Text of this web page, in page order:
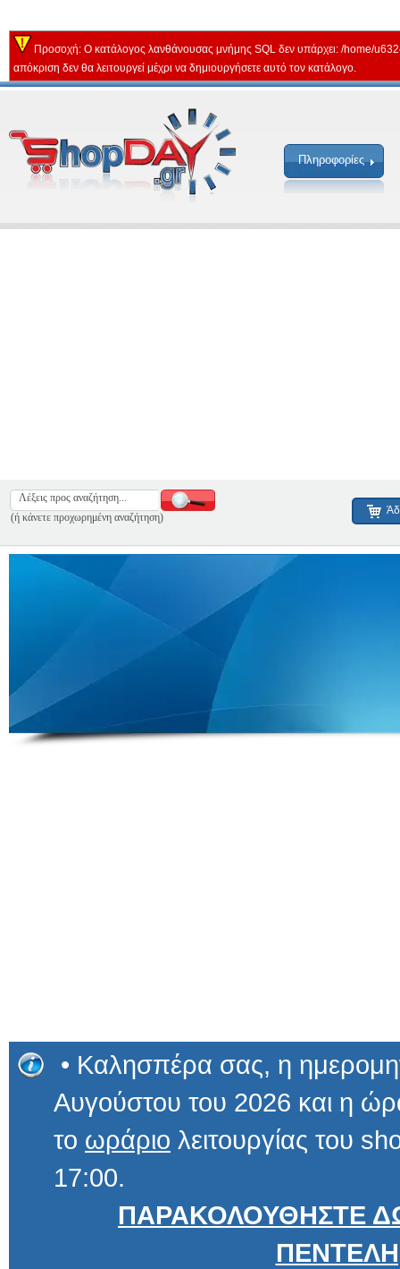
Προσοχή: Ο κατάλογος λανθάνουσας μνήμης SQL δεν υπάρχει: /home/
απόκριση δεν θα λειτουργεί μέχρι να δημιουργήσετε αυτό τον κατάλογο.
Πληροφορίες
(ή κάνετε προχωρημένη αναζήτηση)
• Καλησπέρα σας, η
Αυγούστου του 2026 και
το ωράριο λειτουργίας του
17:00.
ΠΑΡΑΚΟΛΟΥΘΗΣΤΕ